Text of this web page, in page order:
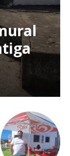
manter este serviço
e versões